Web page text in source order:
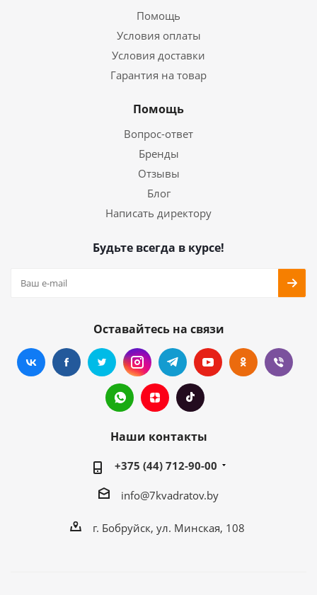
Помощь
Условия оплаты
Условия доставки
Гарантия на товар
Помощь
Вопрос-ответ
Бренды
Отзывы
Блог
Написать директору
Будьте всегда в курсе!
Оставайтесь на связи
Наши контакты
+375 (44) 712-90-00
info@7kvadratov.by
г. Бобруйск, ул. Минская, 108